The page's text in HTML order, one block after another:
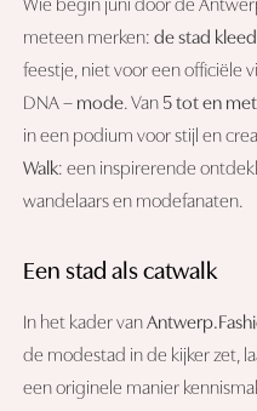
Wie begin juni door de
meteen merken:de stad
feestje, niet voor een officiële
DNA – mode. Van 5 tot en
in een podium voor stijl en
Walk: een inspirerende
wandelaars en modefanaten.
Een stad als catwalk
In het kader van
de modestad in de kijker zet,
een originele manier